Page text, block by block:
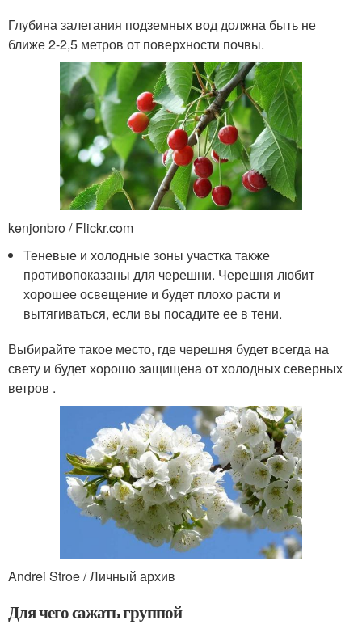
Глубина залегания подземных вод должна быть не
ближе 2-2,5 метров от поверхности почвы.
kenjonbro / Flickr.com
Теневые и холодные зоны участка также
противопоказаны для черешни. Черешня любит
хорошее освещение и будет плохо расти и
вытягиваться, если вы посадите ее в тени.
Выбирайте такое место, где черешня будет всегда на
свету и будет хорошо защищена от холодных северных
ветров .
Andrei Stroe / Личный архив
Для чего сажать группой